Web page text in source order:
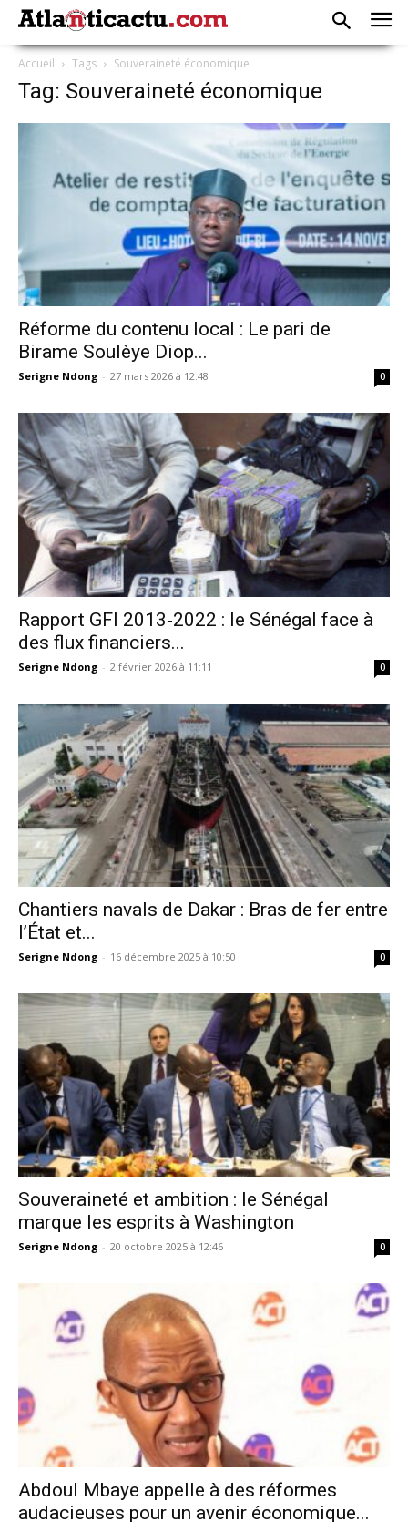
Accueil Tags Souveraineté économique
Tag: Souveraineté économique
Réforme du contenu local : Le pari de
Birame Soulèye Diop...
Serigne Ndong - 27 mars 2026 à 12:48 0
Rapport GFI 2013‑2022 : le Sénégal face à
des flux financiers...
Serigne Ndong - 2 février 2026 à 11:11 0
Chantiers navals de Dakar : Bras de fer entre
l’État et...
Serigne Ndong - 16 décembre 2025 à 10:50 0
Souveraineté et ambition : le Sénégal
marque les esprits à Washington
Serigne Ndong - 20 octobre 2025 à 12:46 0
Abdoul Mbaye appelle à des réformes
audacieuses pour un avenir économique...